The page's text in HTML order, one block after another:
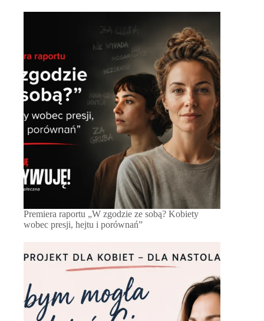
Premiera raportu „W zgodzie ze sobą? Kobiety
wobec presji, hejtu i porównań”